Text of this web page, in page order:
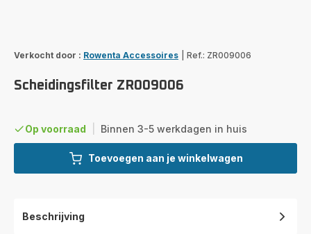
Verkocht door : Rowenta Accessoires Ref.: ZR009006
Scheidingsfilter ZR009006
Op voorraad Binnen 3-5 werkdagen in huis
Toevoegen aan je winkelwagen
Beschrijving